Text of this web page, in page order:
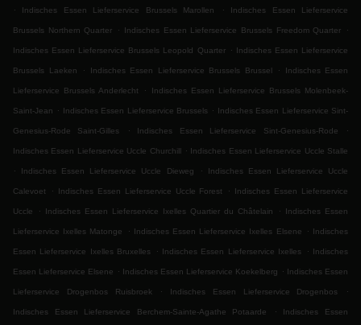
.
Indisches Essen Lieferservice Brussels Marollen . Indisches Essen Lieferservice
Brussels Northern Quarter . Indisches Essen Lieferservice Brussels Freedom Quarter .
Indisches Essen Lieferservice Brussels Leopold Quarter . Indisches Essen Lieferservice
Brussels Laeken . Indisches Essen Lieferservice Brussels Brussel . Indisches Essen
Lieferservice Brussels Anderlecht . Indisches Essen Lieferservice Brussels Molenbeek-
Saint-Jean . Indisches Essen Lieferservice Brussels . Indisches Essen Lieferservice Sint-
Genesius-Rode Saint-Gilles . Indisches Essen Lieferservice Sint-Genesius-Rode .
Indisches Essen Lieferservice Uccle Churchill . Indisches Essen Lieferservice Uccle Stalle
.
Indisches Essen Lieferservice Uccle Dieweg . Indisches Essen Lieferservice Uccle
Calevoet . Indisches Essen Lieferservice Uccle Forest . Indisches Essen Lieferservice
Uccle . Indisches Essen Lieferservice Ixelles Quartier du Châtelain . Indisches Essen
Lieferservice Ixelles Matonge . Indisches Essen Lieferservice Ixelles Elsene . Indisches
Essen Lieferservice Ixelles Bruxelles . Indisches Essen Lieferservice Ixelles . Indisches
Essen Lieferservice Elsene . Indisches Essen Lieferservice Koekelberg . Indisches Essen
Lieferservice Drogenbos Ruisbroek . Indisches Essen Lieferservice Drogenbos .
Indisches Essen Lieferservice Berchem-Sainte-Agathe Potaarde . Indisches Essen